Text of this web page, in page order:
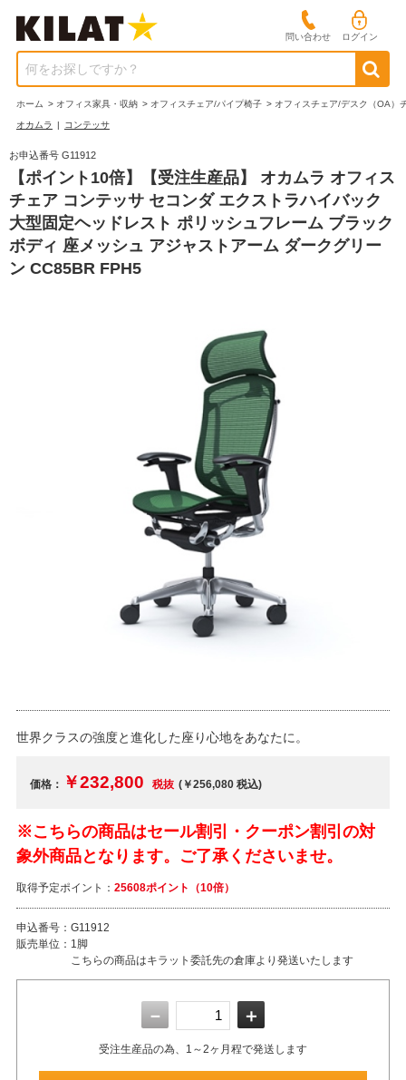
問い合わせ ログイン
何をお探しですか？
ホーム > オフィス家具・収納 > オフィスチェア/パイプ椅子 > オフィスチェア/デスク（OA）
オカムラ | コンテッサ
お申込番号 G11912
【ポイント10倍】【受注生産品】 オカムラ オフィス
チェア コンテッサ セコンダ エクストラハイバック
大型固定ヘッドレスト ポリッシュフレーム ブラック
ボディ 座メッシュ アジャストアーム ダークグリー
ン CC85BR FPH5
世界クラスの強度と進化した座り心地をあなたに。
価格： ￥232,800 税抜 (￥256,080税込)
※こちらの商品はセール割引・クーポン割引の対
象外商品となります。ご了承くださいませ。
取得予定ポイント： 25608ポイント（10倍）
申込番号： G11912
販売単位： 1脚
こちらの商品はキラット委託先の倉庫より発送いたします
－ ＋
受注生産品の為、1～2ヶ月程で発送します